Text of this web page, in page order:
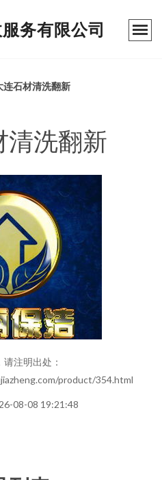
务有限公司
连石材清洗翻新
清洗翻新
注明出处：
product/354.html
08-08 19:21:48